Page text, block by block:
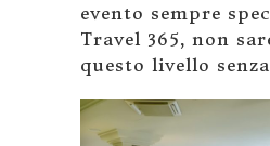
evento sempre
Travel 365, non
questo livello